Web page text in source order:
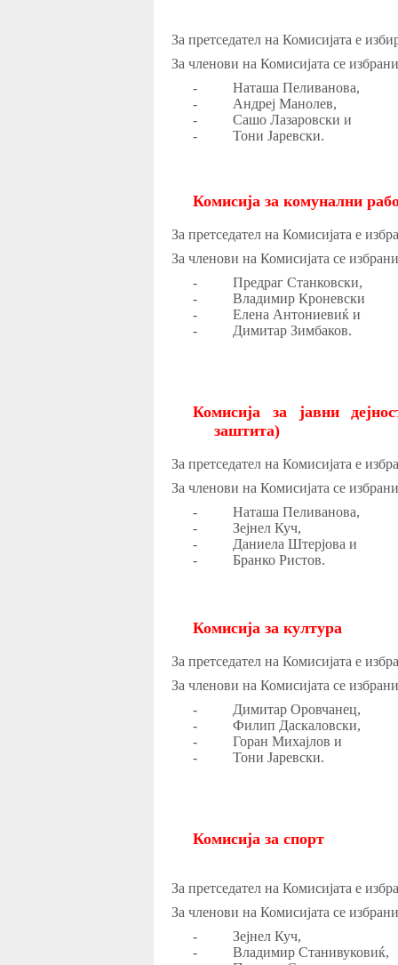
За претседател на Комисијата е
За членови на Комисијата се
-
Наташа Пеливанова,
-
Андреј Манолев,
-
Сашо Лазаровски и
-
Тони Јаревски.
Комисијаза комунални
За претседател на Комисијата е
За членови на Комисијата се
-
Предраг Станковски,
-
Владимир Кроневски
-
Елена Антониевиќ и
-
Димитар Зимбаков.
Комисија за јавни
заштита)
За претседател на Комисијата е
За членови на Комисијата се
-
Наташа Пеливанова,
-
Зејнел Куч,
-
Даниела Штерјова и
-
Бранко Ристов.
Комисија за култура
За претседател на Комисијата е
За членови на Комисијата се
-
Димитар Оровчанец,
-
Филип Даскаловски,
-
Горан Михајлов и
-
Тони Јаревски.
Комисија за спорт
За претседател на Комисијата е
За членови на Комисијата се
-
Зејнел Куч,
-
Владимир Станивуковиќ,